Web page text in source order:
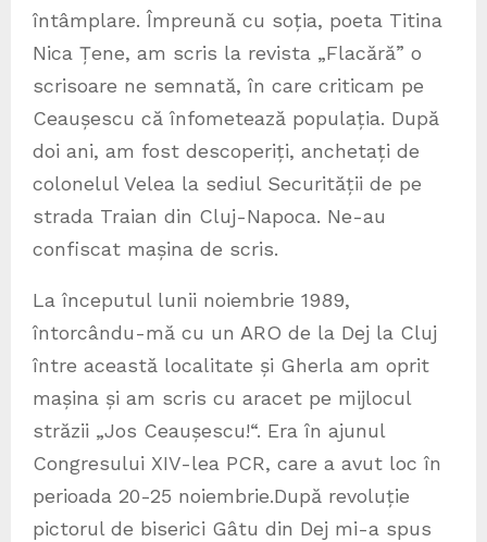
întâmplare. Împreună cu soția, poeta Titina
Nica Țene, am scris la revista „Flacără” o
scrisoare ne semnată, în care criticam pe
Ceaușescu că înfometează populația. După
doi ani, am fost descoperiți, anchetați de
colonelul Velea la sediul Securității de pe
strada Traian din Cluj-Napoca. Ne-au
confiscat mașina de scris.
La începutul lunii noiembrie 1989,
întorcându-mă cu un ARO de la Dej la Cluj
între această localitate și Gherla am oprit
mașina și am scris cu aracet pe mijlocul
străzii „Jos Ceaușescu!“. Era în ajunul
Congresului XIV-lea PCR, care a avut loc în
perioada 20-25 noiembrie.După revoluție
pictorul de biserici Gâtu din Dej mi-a spus